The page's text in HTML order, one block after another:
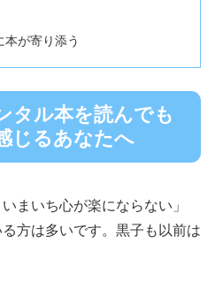
本が寄り添う
タル本を読んでも
じるあなたへ
まいち心が楽にならない」
方は多いです。黒子も以前は